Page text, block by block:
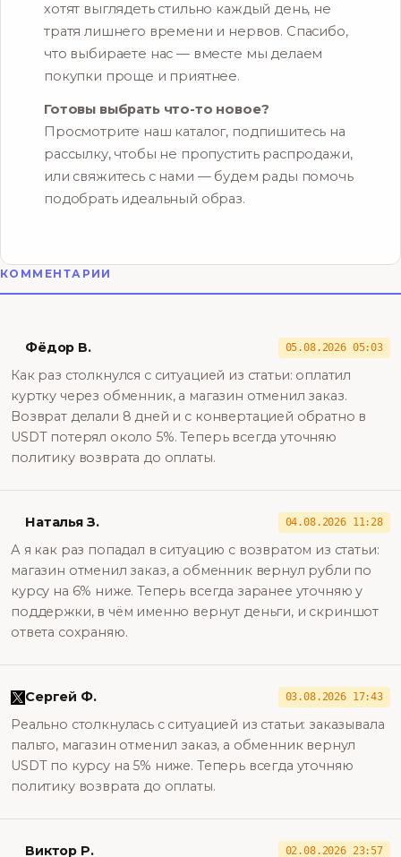
хотят выглядеть стильно каждый день, не
тратя лишнего времени и нервов. Спасибо,
что выбираете нас — вместе мы делаем
покупки проще и приятнее.
Готовы выбрать что-то новое?
Просмотрите наш каталог, подпишитесь на
рассылку, чтобы не пропустить распродажи,
или свяжитесь с нами — будем рады помочь
подобрать идеальный образ.
КОММЕНТАРИИ
Фёдор В. 05.08.2026 05:03
Как раз столкнулся с ситуацией из статьи: оплатил
куртку через обменник, а магазин отменил заказ.
Возврат делали 8 дней и с конвертацией обратно в
USDT потерял около 5%. Теперь всегда уточняю
политику возврата до оплаты.
Наталья З. 04.08.2026 11:28
А я как раз попадал в ситуацию с возвратом из статьи:
магазин отменил заказ, а обменник вернул рубли по
курсу на 6% ниже. Теперь всегда заранее уточняю у
поддержки, в чём именно вернут деньги, и скриншот
ответа сохраняю.
Сергей Ф. 03.08.2026 17:43
Реально столкнулась с ситуацией из статьи: заказывала
пальто, магазин отменил заказ, а обменник вернул
USDT по курсу на 5% ниже. Теперь всегда уточняю
политику возврата до оплаты.
Виктор Р. 02.08.2026 23:57